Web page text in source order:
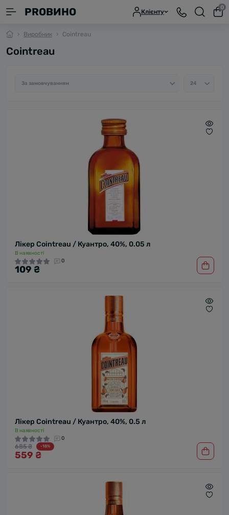
PROВИНО Клієнту
0
Виробник Cointreau
Cointreau
Лікер Cointreau / Куантро, 40%, 0.05 л
В наявності
0
109 ₴
Лікер Cointreau / Куантро, 40%, 0.5 л
В наявності
0
685 ₴ -18%
559 ₴